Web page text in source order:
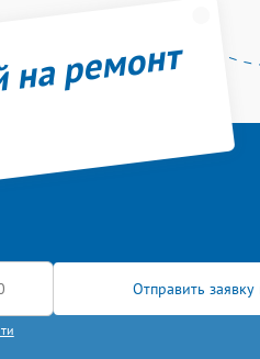
ремонт
Отправить